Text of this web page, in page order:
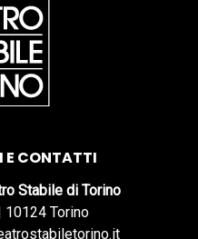
E CONTATTI
Stabile di Torino
10124 Torino